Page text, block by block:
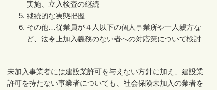
実施、立入検査の継続
継続的な実態把握
その他…従業員が４人以下の個人事業所や一人親方な
ど、法令上加入義務のない者への対応策について検討
未加入事業者には建設業許可を与えない方針に加え、建設業
許可を持たない事業者についても、社会保険未加入の業者を